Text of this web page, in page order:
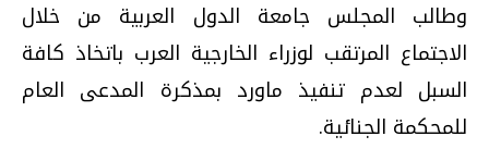
وطالب المجلس جامعة الدول العربية من خلال
الاجتماع المرتقب لوزراء الخارجية العرب باتخاذ كافة
السبل لعدم تنفيذ ماورد بمذكرة المدعى العام
للمحكمة الجنائية.